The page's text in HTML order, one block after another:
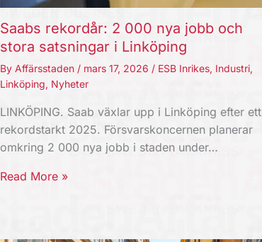
Saabs rekordår: 2 000 nya jobb och
stora satsningar i Linköping
By Affärsstaden / mars 17, 2026 / ESB Inrikes, Industri,
Linköping, Nyheter
LINKÖPING. Saab växlar upp i Linköping efter ett
rekordstarkt 2025. Försvarskoncernen planerar
omkring 2 000 nya jobb i staden under…
Read More »